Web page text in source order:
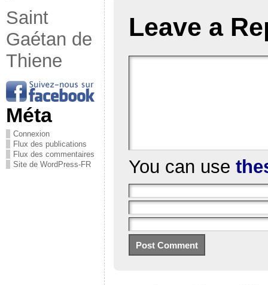
Saint
Gaétan de
Thiene
Méta
Connexion
Flux des publications
Flux des commentaires
Site de WordPress-FR
Leave a
You can use